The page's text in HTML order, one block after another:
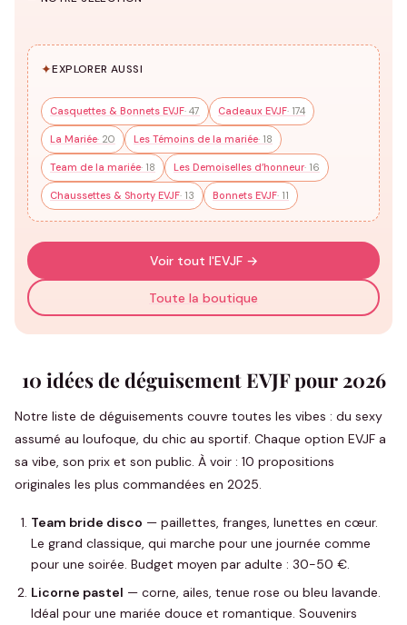
✦EXPLORER AUSSI
Casquettes & Bonnets EVJF· 47 Cadeaux EVJF· 174
La Mariée· 20 Les Témoins de la mariée· 18
Team de la mariée· 18 Les Demoiselles d’honneur· 16
Chaussettes & Shorty EVJF· 13 Bonnets EVJF· 11
Voir tout l'EVJF →
Toute la boutique
10 idées de déguisement EVJF pour 2026
Notre liste de déguisements couvre toutes les vibes : du sexy
assumé au loufoque, du chic au sportif. Chaque option EVJF a
sa vibe, son prix et son public. À voir : 10 propositions
originales les plus commandées en 2025.
Team bride disco — paillettes, franges, lunettes en cœur.
Le grand classique, qui marche pour une journée comme
pour une soirée. Budget moyen par adulte : 30-50 €.
Licorne pastel — corne, ailes, tenue rose ou bleu lavande.
Idéal pour une mariée douce et romantique. Souvenirs